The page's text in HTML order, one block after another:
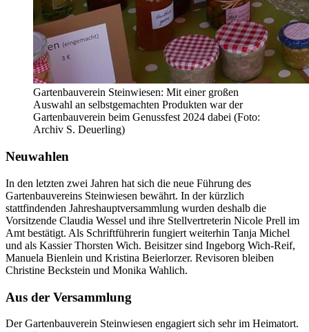
Gartenbauverein Steinwiesen: Mit einer großen
Auswahl an selbstgemachten Produkten war der
Gartenbauverein beim Genussfest 2024 dabei (Foto:
Archiv S. Deuerling)
Neuwahlen
In den letzten zwei Jahren hat sich die neue Führung des
Gartenbauvereins Steinwiesen bewährt. In der kürzlich
stattfindenden Jahreshauptversammlung wurden deshalb die
Vorsitzende Claudia Wessel und ihre Stellvertreterin Nicole Prell im
Amt bestätigt. Als Schriftführerin fungiert weiterhin Tanja Michel
und als Kassier Thorsten Wich. Beisitzer sind Ingeborg Wich-Reif,
Manuela Bienlein und Kristina Beierlorzer. Revisoren bleiben
Christine Beckstein und Monika Wahlich.
Aus der Versammlung
Der Gartenbauverein Steinwiesen engagiert sich sehr im Heimatort.